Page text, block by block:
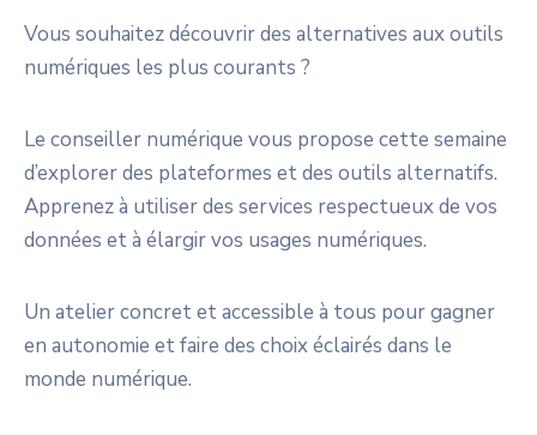
Vous souhaitez découvrir des alternatives aux outils
numériques les plus courants ?
Le conseiller numérique vous propose cette semaine
d’explorer des plateformes et des outils alternatifs.
Apprenez à utiliser des services respectueux de vos
données et à élargir vos usages numériques.
Un atelier concret et accessible à tous pour gagner
en autonomie et faire des choix éclairés dans le
monde numérique.